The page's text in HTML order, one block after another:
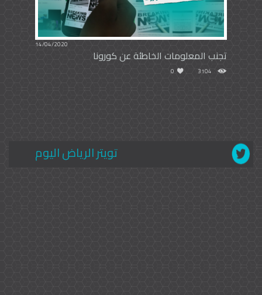
14/04/2020
تجنب المعلومات الخاطئة عن كورونا
3104
0
تويتر الرياض اليوم